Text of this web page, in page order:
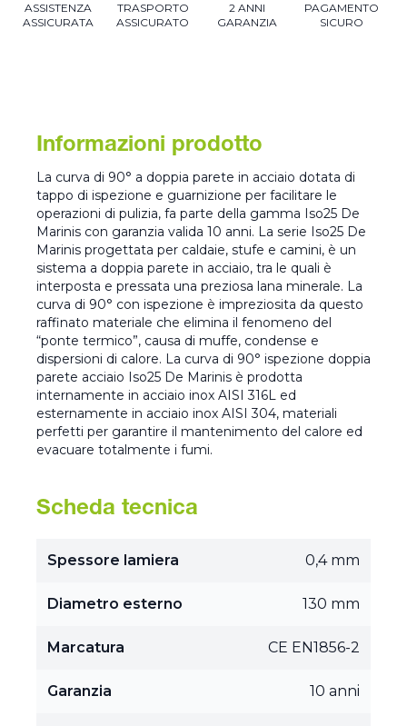
ASSISTENZA
ASSICURATA
TRASPORTO
ASSICURATO
2 ANNI
GARANZIA
PAGAMENTO
SICURO
Informazioni prodotto
La curva di 90° a doppia parete in acciaio dotata di
tappo di ispezione e guarnizione per facilitare le
operazioni di pulizia, fa parte della gamma Iso25 De
Marinis con garanzia valida 10 anni. La serie Iso25 De
Marinis progettata per caldaie, stufe e camini, è un
sistema a doppia parete in acciaio, tra le quali è
interposta e pressata una preziosa lana minerale. La
curva di 90° con ispezione è impreziosita da questo
raffinato materiale che elimina il fenomeno del
“ponte termico”, causa di muffe, condense e
dispersioni di calore. La curva di 90° ispezione doppia
parete acciaio Iso25 De Marinis è prodotta
internamente in acciaio inox AISI 316L ed
esternamente in acciaio inox AISI 304, materiali
perfetti per garantire il mantenimento del calore ed
evacuare totalmente i fumi.
Scheda tecnica
Spessore lamiera 0,4 mm
Diametro esterno 130 mm
Marcatura CE EN1856-2
Garanzia 10 anni